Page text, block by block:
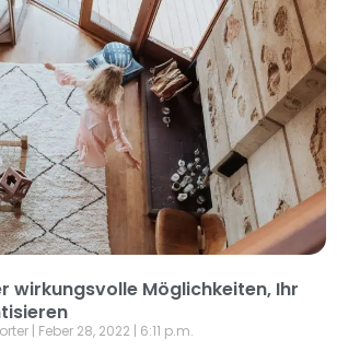
wirkungsvolle Möglichkeiten, Ihr
Feber 28, 2022 6:11 p.m.